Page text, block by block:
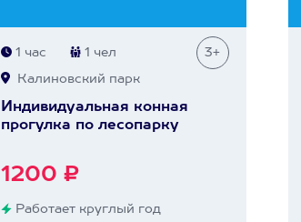
1 час 1 чел 3+
Калиновский парк
Индивидуальная конная
прогулка по лесопарку
1200 ₽
Работает круглый год